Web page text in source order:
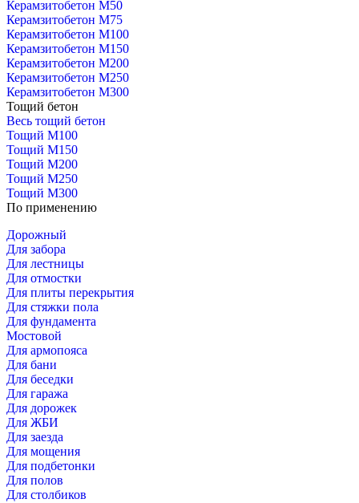
Керамзитобетон М50
Керамзитобетон М75
Керамзитобетон М100
Керамзитобетон М150
Керамзитобетон М200
Керамзитобетон М250
Керамзитобетон М300
Тощий бетон
Весь тощий бетон
Тощий М100
Тощий М150
Тощий М200
Тощий М250
Тощий М300
По применению
Дорожный
Для забора
Для лестницы
Для отмостки
Для плиты перекрытия
Для стяжки пола
Для фундамента
Мостовой
Для армопояса
Для бани
Для беседки
Для гаража
Для дорожек
Для ЖБИ
Для заезда
Для мощения
Для подбетонки
Для полов
Для столбиков